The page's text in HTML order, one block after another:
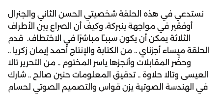
نستدعي في هذه الحلقة شخصيتي الحسن الثاني والجنرال
أوفقير في مواجهة بنبركة، وكيف أن الصراع بين الأطراف
الثلاثة يمكن أن يكون سببـًا مباشرًا في الاختطاف. قدم
الحلقة ميساء أجزناي .. من الكتابة والإنتاج أحمد إيمان زكريا ..
وحضَّر المقابلات وأنجزها ياسر المختوم .. من التحرير تالا
العيسى وتالا حلاوة .. تدقيق المعلومات حنين صالح .. شارك
في الهندسة الصوتية يزن قواس والتصميم الصوتي لحسام